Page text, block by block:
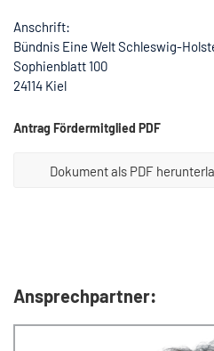
Anschrift:
Bündnis Eine Welt Schleswig-
Sophienblatt 100
24114 Kiel
Antrag Fördermitglied PDF
Dokument als PDF
Ansprechpartner: